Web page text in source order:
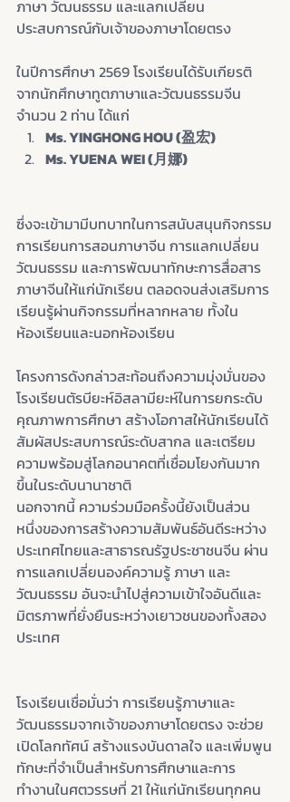
ภาษา วัฒนธรรม และแลกเปลี่ยน
ประสบการณ์กับเจ้าของภาษาโดยตรง
ในปีการศึกษา 2569 โรงเรียนได้รับเกียรติ
จากนักศึกษาทูตภาษาและวัฒนธรรมจีน
จำนวน 2 ท่าน ได้แก่
Ms. YINGHONG HOU (盈宏)
Ms. YUENA WEI (月娜)
ซึ่งจะเข้ามามีบทบาทในการสนับสนุนกิจกรรม
การเรียนการสอนภาษาจีน การแลกเปลี่ยน
วัฒนธรรม และการพัฒนาทักษะการสื่อสาร
ภาษาจีนให้แก่นักเรียน ตลอดจนส่งเสริมการ
เรียนรู้ผ่านกิจกรรมที่หลากหลาย ทั้งใน
ห้องเรียนและนอกห้องเรียน
โครงการดังกล่าวสะท้อนถึงความมุ่งมั่นของ
โรงเรียนตัรบียะห์อิสลามียะห์ในการยกระดับ
คุณภาพการศึกษา สร้างโอกาสให้นักเรียนได้
สัมผัสประสบการณ์ระดับสากล และเตรียม
ความพร้อมสู่โลกอนาคตที่เชื่อมโยงกันมาก
ขึ้นในระดับนานาชาติ
นอกจากนี้ ความร่วมมือครั้งนี้ยังเป็นส่วน
หนึ่งของการสร้างความสัมพันธ์อันดีระหว่าง
ประเทศไทยและสาธารณรัฐประชาชนจีน ผ่าน
การแลกเปลี่ยนองค์ความรู้ ภาษา และ
วัฒนธรรม อันจะนำไปสู่ความเข้าใจอันดีและ
มิตรภาพที่ยั่งยืนระหว่างเยาวชนของทั้งสอง
ประเทศ
โรงเรียนเชื่อมั่นว่า การเรียนรู้ภาษาและ
วัฒนธรรมจากเจ้าของภาษาโดยตรง จะช่วย
เปิดโลกทัศน์ สร้างแรงบันดาลใจ และเพิ่มพูน
ทักษะที่จำเป็นสำหรับการศึกษาและการ
ทำงานในศตวรรษที่ 21 ให้แก่นักเรียนทุกคน